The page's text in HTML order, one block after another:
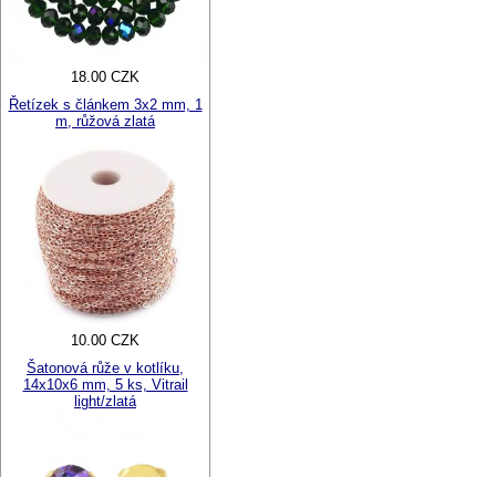
18.00 CZK
Řetízek s článkem 3x2 mm, 1
m, růžová zlatá
10.00 CZK
Šatonová růže v kotlíku,
14x10x6 mm, 5 ks, Vitrail
light/zlatá